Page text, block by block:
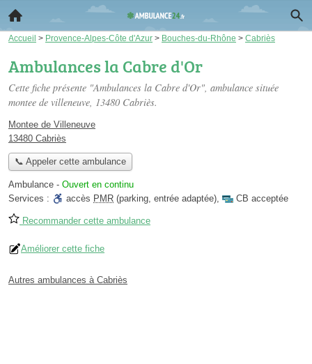
Accueil > Provence-Alpes-Côte d'Azur > Bouches-du-Rhône > Cabriès
Ambulances la Cabre d'Or
Cette fiche présente "Ambulances la Cabre d'Or", ambulance située
montee de villeneuve, 13480 Cabriès.
Montee de Villeneuve
13480 Cabriès
📞 Appeler cette ambulance
Ambulance - Ouvert en continu
Services :
accès PMR (parking, entrée adaptée), CB acceptée
Recommander cette ambulance
Améliorer cette fiche
Autres ambulances à Cabriès